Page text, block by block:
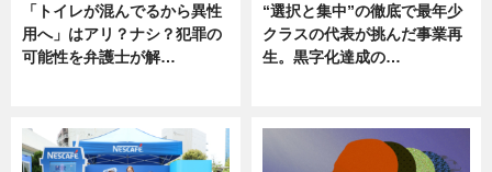
「トイレが混んでるから異性
用へ」はアリ？ナシ？犯罪の
可能性を弁護士が解…
“選択と集中”の徹底で最年少
クラスの代表が挑んだ事業再
生。黒字化達成の…